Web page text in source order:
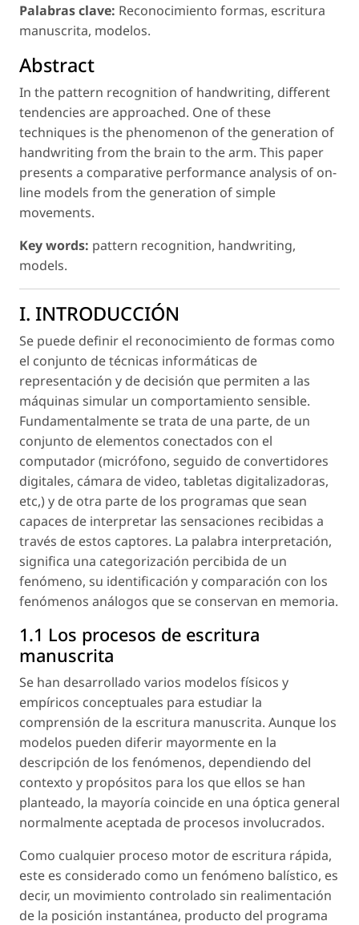
Palabras clave: Reconocimiento formas, escritura
manuscrita, modelos.
Abstract
In the pattern recognition of handwriting, different
tendencies are approached. One of these
techniques is the phenomenon of the generation of
handwriting from the brain to the arm. This paper
presents a comparative performance analysis of on-
line models from the generation of simple
movements.
Key words: pattern recognition, handwriting,
models.
I. INTRODUCCIÓN
Se puede definir el reconocimiento de formas como
el conjunto de técnicas informáticas de
representación y de decisión que permiten a las
máquinas simular un comportamiento sensible.
Fundamentalmente se trata de una parte, de un
conjunto de elementos conectados con el
computador (micrófono, seguido de convertidores
digitales, cámara de video, tabletas digitalizadoras,
etc,) y de otra parte de los programas que sean
capaces de interpretar las sensaciones recibidas a
través de estos captores. La palabra interpretación,
significa una categorización percibida de un
fenómeno, su identificación y comparación con los
fenómenos análogos que se conservan en memoria.
1.1 Los procesos de escritura
manuscrita
Se han desarrollado varios modelos físicos y
empíricos conceptuales para estudiar la
comprensión de la escritura manuscrita. Aunque los
modelos pueden diferir mayormente en la
descripción de los fenómenos, dependiendo del
contexto y propósitos para los que ellos se han
planteado, la mayoría coincide en una óptica general
normalmente aceptada de procesos involucrados.
Como cualquier proceso motor de escritura rápida,
este es considerado como un fenómeno balístico, es
decir, un movimiento controlado sin realimentación
de la posición instantánea, producto del programa